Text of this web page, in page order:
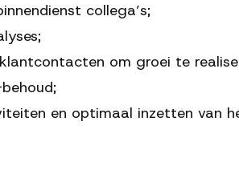
collega’s;
om groei te
en optimaal inzetten van